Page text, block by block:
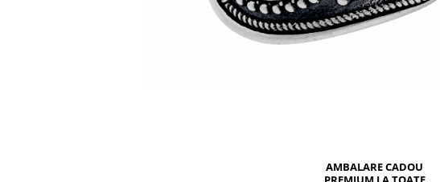
AMBALARE CADOU